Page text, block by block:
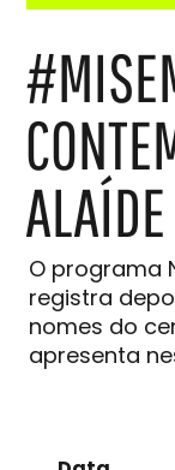
O programa
registra
nomes do
apresenta